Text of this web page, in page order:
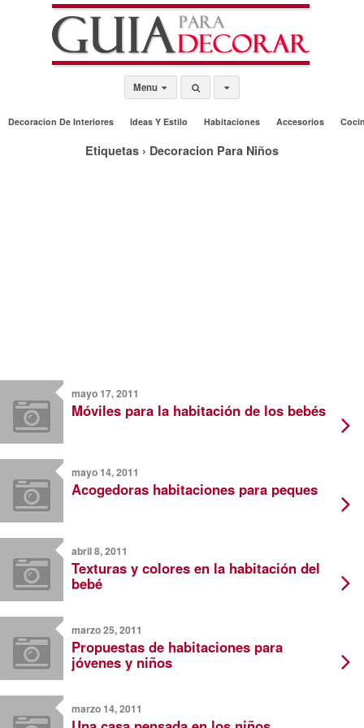
Menu
Decoracion De Interiores Ideas Y Estilo Habitaciones Accesorios
Etiquetas › Decoracion Para Niños
mayo 17, 2011
Móviles para la habitación de los bebés
mayo 14, 2011
Acogedoras habitaciones para peques
abril 8, 2011
Texturas y colores en la habitación del
bebé
marzo 25, 2011
Propuestas de habitaciones para
jóvenes y niños
marzo 14, 2011